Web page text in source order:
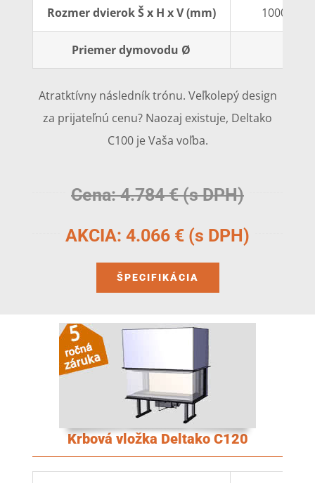
Rozmer dvierok Š x H x V (mm) 1000 x
Priemer dymovodu Ø
Atratktívny následník trónu. Veľkolepý design
za prijateľnú cenu? Naozaj existuje, Deltako
C100 je Vaša voľba.
Cena: 4.784 € (s DPH)
AKCIA: 4.066 € (s DPH)
ŠPECIFIKÁCIA
Krbová vložka Deltako C120